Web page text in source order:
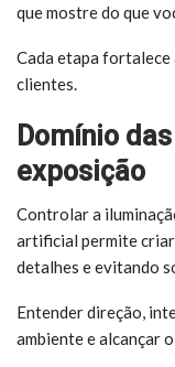
que mostre do que
Cada etapa
clientes.
Domínio
exposição
Controlar a
artificial permite criar
detalhes e evitando
Entender direção,
ambiente e alcançar